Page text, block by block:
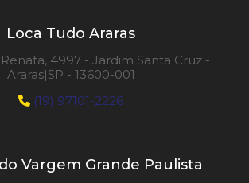
Loca Tudo Araras
4997 - Jardim Santa Cruz -
Araras|SP - 13600-001
(19) 97101-2226
Vargem Grande Paulista